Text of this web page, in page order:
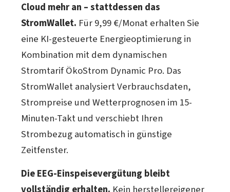
Cloud mehr an – stattdessen das
StromWallet. Für 9,99 €/Monat erhalten Sie
eine KI-gesteuerte Energieoptimierung in
Kombination mit dem dynamischen
Stromtarif ÖkoStrom Dynamic Pro. Das
StromWallet analysiert Verbrauchsdaten,
Strompreise und Wetterprognosen im 15-
Minuten-Takt und verschiebt Ihren
Strombezug automatisch in günstige
Zeitfenster.
Die EEG-Einspeisevergütung bleibt